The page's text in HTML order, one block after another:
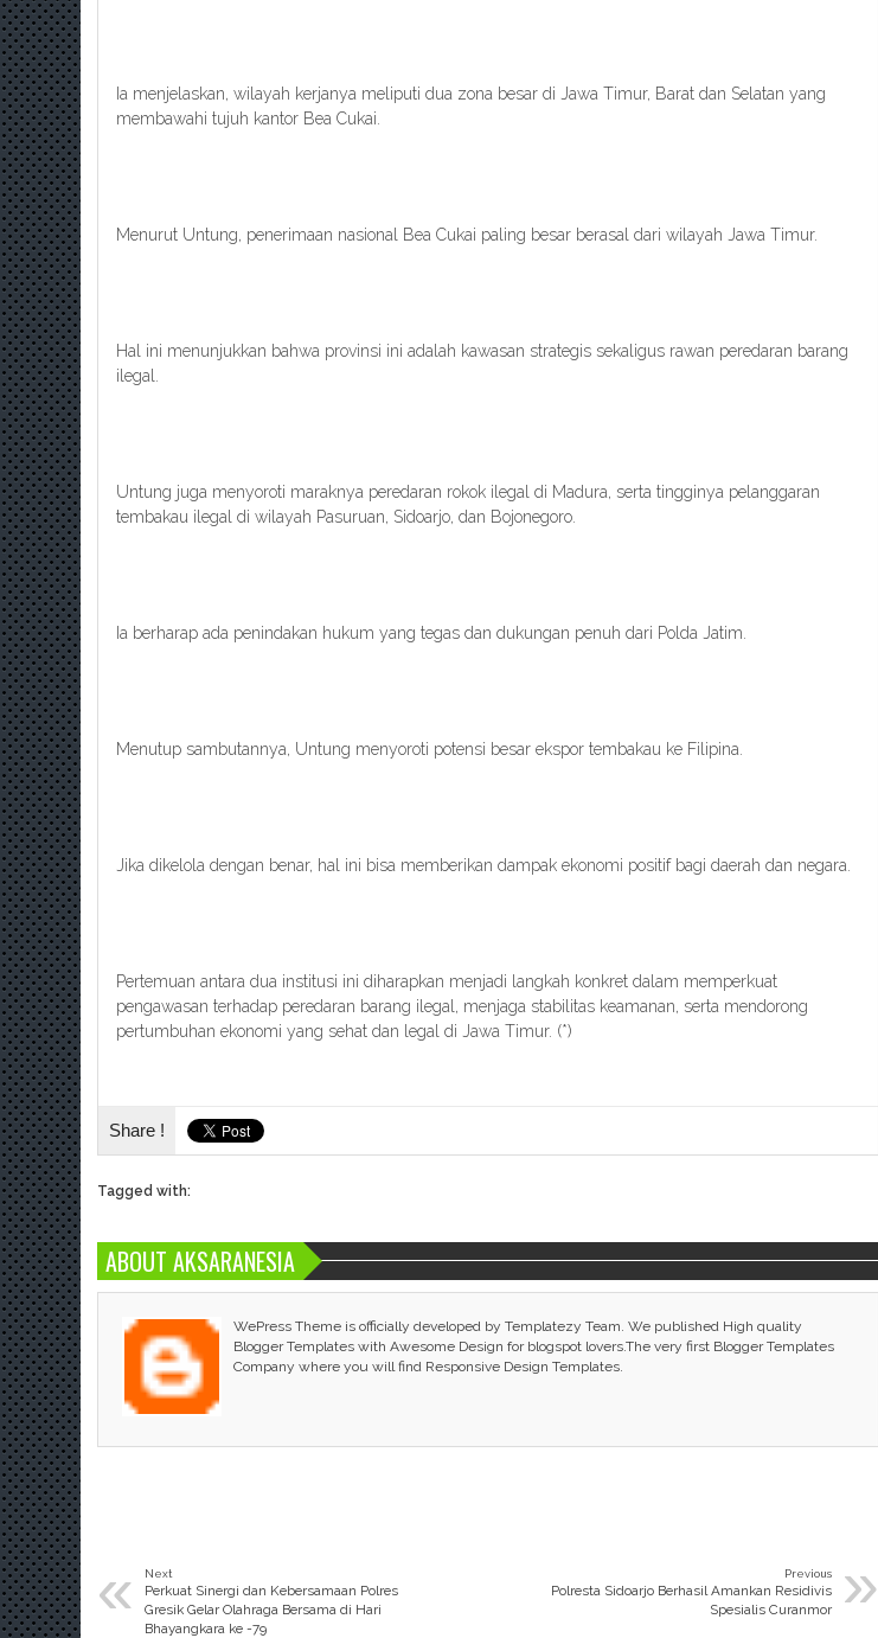
Ia menjelaskan, wilayah kerjanya meliputi dua zona besar di Jawa Timur, Barat dan Selatan yang
membawahi tujuh kantor Bea Cukai.
Menurut Untung, penerimaan nasional Bea Cukai paling besar berasal dari wilayah Jawa Timur.
Hal ini menunjukkan bahwa provinsi ini adalah kawasan strategis sekaligus rawan peredaran barang
ilegal.
Untung juga menyoroti maraknya peredaran rokok ilegal di Madura, serta tingginya pelanggaran
tembakau ilegal di wilayah Pasuruan, Sidoarjo, dan Bojonegoro.
Ia berharap ada penindakan hukum yang tegas dan dukungan penuh dari Polda Jatim.
Menutup sambutannya, Untung menyoroti potensi besar ekspor tembakau ke Filipina.
Jika dikelola dengan benar, hal ini bisa memberikan dampak ekonomi positif bagi daerah dan negara.
Pertemuan antara dua institusi ini diharapkan menjadi langkah konkret dalam memperkuat
pengawasan terhadap peredaran barang ilegal, menjaga stabilitas keamanan, serta mendorong
pertumbuhan ekonomi yang sehat dan legal di Jawa Timur. (*)
Share !
Tagged with:
ABOUT AKSARANESIA
WePress Theme is officially developed by Templatezy Team. We published High quality
Blogger Templates with Awesome Design for blogspot lovers.The very first Blogger Templates
Company where you will find Responsive Design Templates.
« Next
Perkuat Sinergi dan Kebersamaan Polres
Gresik Gelar Olahraga Bersama di Hari
Bhayangkara ke -79
»
Previous
Polresta Sidoarjo Berhasil Amankan Residivis
Spesialis Curanmor